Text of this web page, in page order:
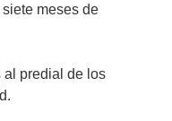
meses de
al predial de los